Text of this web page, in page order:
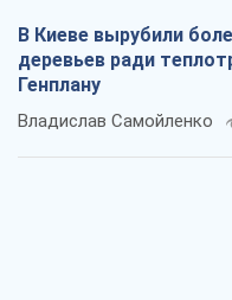
В Киеве вырубили
деревьев ради
Генплану
Владислав Самойленко